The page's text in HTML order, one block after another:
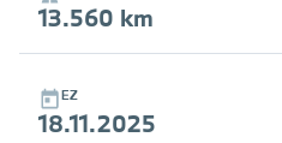
13.560 km
EZ
18.11.2025